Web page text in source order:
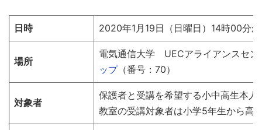
日時 2020年1月19日（日曜日）14時00分
場所
電気通信大学 UECアライアンスセ
ップ（番号：70）
対象者
保護者と受講を希望する小中高生本
教室の受講対象者は小学5年生から高